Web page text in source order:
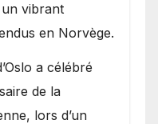
vibrant
en Norvège.
a célébré
de la
lors d’un